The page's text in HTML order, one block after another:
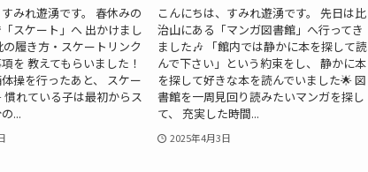
みれ遊湧です。 春休みの
スケート」へ 出かけまし
履き方・スケートリンク
を 教えてもらいました！
操を行ったあと、 スケー
慣れている子は最初からス
...
こんにちは、すみれ遊湧です。 先日は比
治山にある「マンガ図書館」へ行ってき
ました🎶 「館内では静かに本を探して読
んで下さい」という約束をし、 静かに本
を探して好きな本を読んでいました🌟 図
書館を一周見回り読みたいマンガを探し
て、 充実した時間...
2025年4月3日